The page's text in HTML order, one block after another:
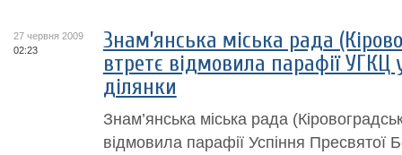
27 червня 2009
02:23
Знам’янська міська рада
втретє відмовила парафії УГКЦ
ділянки
Знам’янська міська рада
відмовила парафії Успіння Пресвятої